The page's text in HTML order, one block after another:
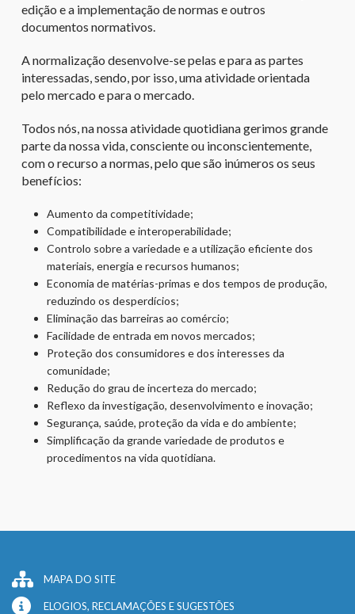
edição e a implementação de normas e outros
documentos normativos.
A normalização desenvolve-se pelas e para as partes
interessadas, sendo, por isso, uma atividade orientada
pelo mercado e para o mercado.
Todos nós, na nossa atividade quotidiana gerimos grande
parte da nossa vida, consciente ou inconscientemente,
com o recurso a normas, pelo que são inúmeros os seus
benefícios:
Aumento da competitividade;
Compatibilidade e interoperabilidade;
Controlo sobre a variedade e a utilização eficiente dos
materiais, energia e recursos humanos;
Economia de matérias-primas e dos tempos de produção,
reduzindo os desperdícios;
Eliminação das barreiras ao comércio;
Facilidade de entrada em novos mercados;
Proteção dos consumidores e dos interesses da
comunidade;
Redução do grau de incerteza do mercado;
Reflexo da investigação, desenvolvimento e inovação;
Segurança, saúde, proteção da vida e do ambiente;
Simplificação da grande variedade de produtos e
procedimentos na vida quotidiana.
MAPA DO SITE
ELOGIOS, RECLAMAÇÕES E SUGESTÕES